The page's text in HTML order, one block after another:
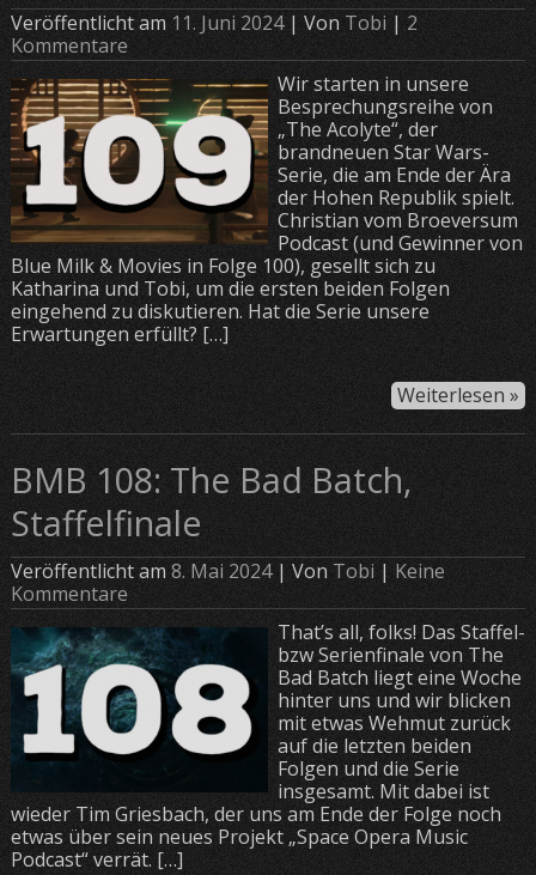
Veröffentlicht am 11. Juni 2024| Von Tobi| 2
Kommentare
Wir starten in unsere
Besprechungsreihe von
„The Acolyte“, der
brandneuen Star Wars-
Serie, die am Ende der Ära
der Hohen Republik spielt.
Christian vom Broeversum
Podcast (und Gewinner von
Blue Milk & Movies in Folge 100), gesellt sich zu
Katharina und Tobi, um die ersten beiden Folgen
eingehend zu diskutieren. Hat die Serie unsere
Erwartungen erfüllt? […]
Weiterlesen »
BMB 108: The Bad Batch,
Staffelfinale
Veröffentlicht am8. Mai 2024| VonTobi| Keine
Kommentare
That’s all, folks! Das Staffel-
bzw Serienfinale von The
Bad Batch liegt eine Woche
hinter uns und wir blicken
mit etwas Wehmut zurück
auf die letzten beiden
Folgen und die Serie
insgesamt. Mit dabei ist
wieder Tim Griesbach, der uns am Ende der Folge noch
etwas über sein neues Projekt „Space Opera Music
Podcast“ verrät. […]